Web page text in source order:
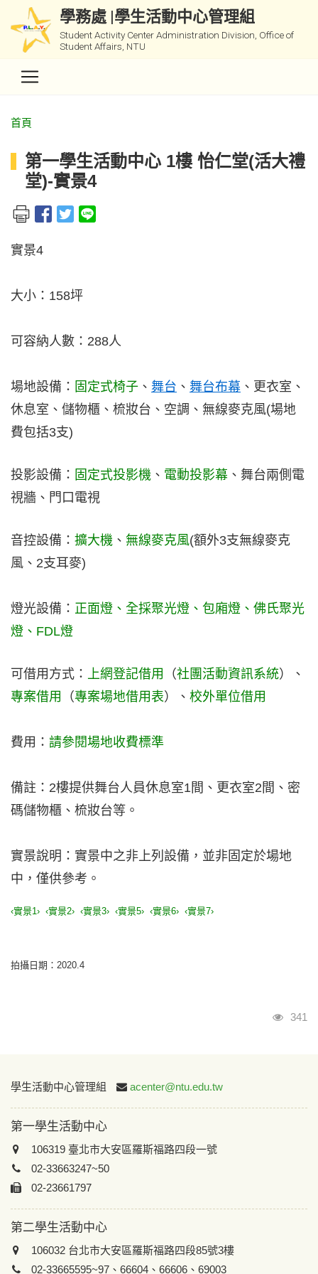
學務處 |學生活動中心管理組
Student Activity Center Administration Division, Office of
Student Affairs, NTU
首頁
第一學生活動中心 1樓 怡仁堂(活大禮
堂)-實景4
實景4
大小：158坪
可容納人數：288人
場地設備： 固定式椅子 、 舞台 、 舞台布幕 、 更衣室、
休息室、儲物櫃、梳妝台、空調、 無線麥克風(場地
費包括3支)
投影設備： 固定式投影機 、 電動投影幕 、 舞台兩側電
視牆、門口電視
音控設備： 擴大機 、 無線麥克風(額外3支無線麥克
風、2支耳麥)
燈光設備： 正面燈、全採聚光燈、包廂燈、佛氏聚光
燈、FDL燈
可借用方式： 上網登記借用 （社團活動資訊系統）、
專案借用
（專案場地借用表）、 校外單位借用
費用： 請參閱場地收費標準
備註： 2樓提供舞台人員休息室1間、更衣室2間、密
碼儲物櫃、梳妝台等。
實景說明：實景中之非上列設備，並非固定於場地
中，僅供參考。
‹實景1› ‹實景2› ‹實景3› ‹實景5› ‹實景6› ‹實景7›
拍攝日期：2020.4
瀏覽
341
:::
學生活動中心管理組 acenter@ntu.edu.tw
第一學生活動中心
106319 臺北市大安區羅斯福路四段一號
02-33663247~50
02-23661797
第二學生活動中心
106032 台北市大安區羅斯福路四段85號3樓
02-33665595~97、66604、66606、69003